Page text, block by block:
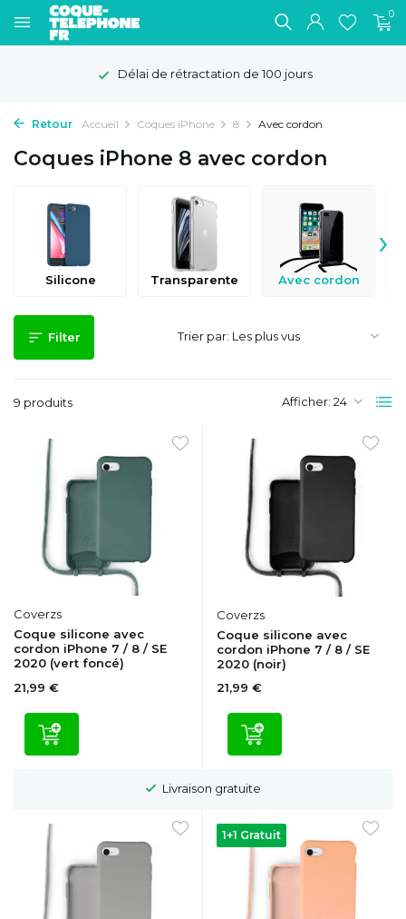
0
Délai de rétractation de 100 jours
Retour Accueil Coques iPhone 8 Avec cordon
Coques iPhone 8 avec cordon
Silicone Transparente Avec cordon
›
Filter
9 produits Afficher:
Trier par:
Coverzs
Coque silicone avec
cordon iPhone 7 / 8 / SE
2020 (vert foncé)
21,99 €
Coverzs
Coque silicone avec
cordon iPhone 7 / 8 / SE
2020 (noir)
21,99 €
Livraison gratuite
1+1 Gratuit